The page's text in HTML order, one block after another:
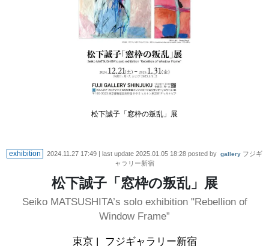
松下誠子「窓枠の叛乱」展
exhibition 2024.11.27 17:49 | last update 2025.01.05 18:28 posted by gallery フジギ
ャラリー新宿
松下誠子「窓枠の叛乱」展
Seiko MATSUSHITA’s solo exhibition "Rebellion of
Window Frame”
東京| フジギャラリー新宿